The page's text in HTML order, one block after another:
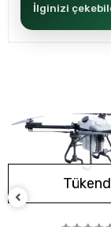
İlginizi